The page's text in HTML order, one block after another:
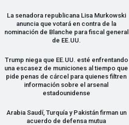
La senadora republicana Lisa Murkowski
anuncia que votará en contra de la
nominación de Blanche para fiscal general
de EE.UU.
Trump niega que EE.UU. esté enfrentando
una escasez de municiones al tiempo que
pide penas de cárcel para quienes filtren
información sobre el arsenal
estadounidense
Arabia Saudí, Turquía y Pakistán firman un
acuerdo de defensa mutua